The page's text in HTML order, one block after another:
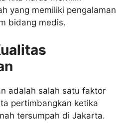
yang memiliki pengalaman
bidang medis.
adalah salah satu faktor
pertimbangkan ketika
tersumpah di Jakarta.